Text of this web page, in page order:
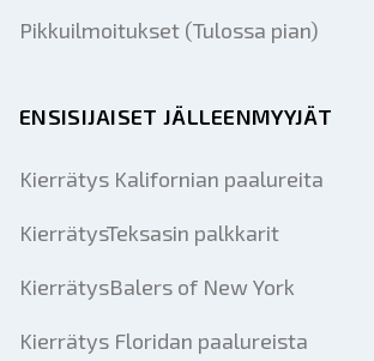
Pikkuilmoitukset (Tulossa pian)
ENSISIJAISET JÄLLEENMYYJÄT
Kierrätys Kalifornian paalureita
KierrätysTeksasin palkkarit
KierrätysBalers of New York
Kierrätys Floridan paalureista